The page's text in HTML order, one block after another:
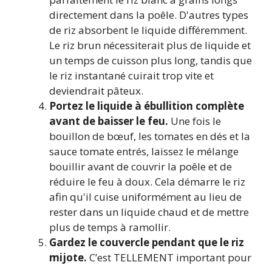
directement dans la poêle. D'autres types
de riz absorbent le liquide différemment.
Le riz brun nécessiterait plus de liquide et
un temps de cuisson plus long, tandis que
le riz instantané cuirait trop vite et
deviendrait pâteux.
Portez le liquide à ébullition complète
avant de baisser le feu. Une fois le
bouillon de bœuf, les tomates en dés et la
sauce tomate entrés, laissez le mélange
bouillir avant de couvrir la poêle et de
réduire le feu à doux. Cela démarre le riz
afin qu'il cuise uniformément au lieu de
rester dans un liquide chaud et de mettre
plus de temps à ramollir.
Gardez le couvercle pendant que le riz
mijote. C’est TELLEMENT important pour